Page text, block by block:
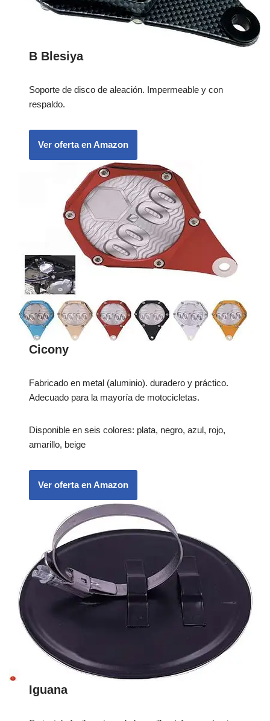
B Blesiya
Soporte de disco de aleación. Impermeable y con
respaldo.
Ver oferta en Amazon
Cicony
Fabricado en metal (aluminio). duradero y práctico.
Adecuado para la mayoría de motocicletas.
Disponible en seis colores: plata, negro, azul, rojo,
amarillo, beige
Ver oferta en Amazon
Iguana